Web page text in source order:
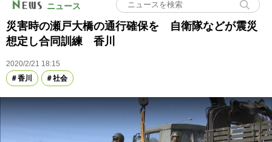
ニュース
災害時の瀬戸大橋の通行確保を 自衛隊などが震災
想定し合同訓練 香川
2020/2/21 18:15
香川
社会